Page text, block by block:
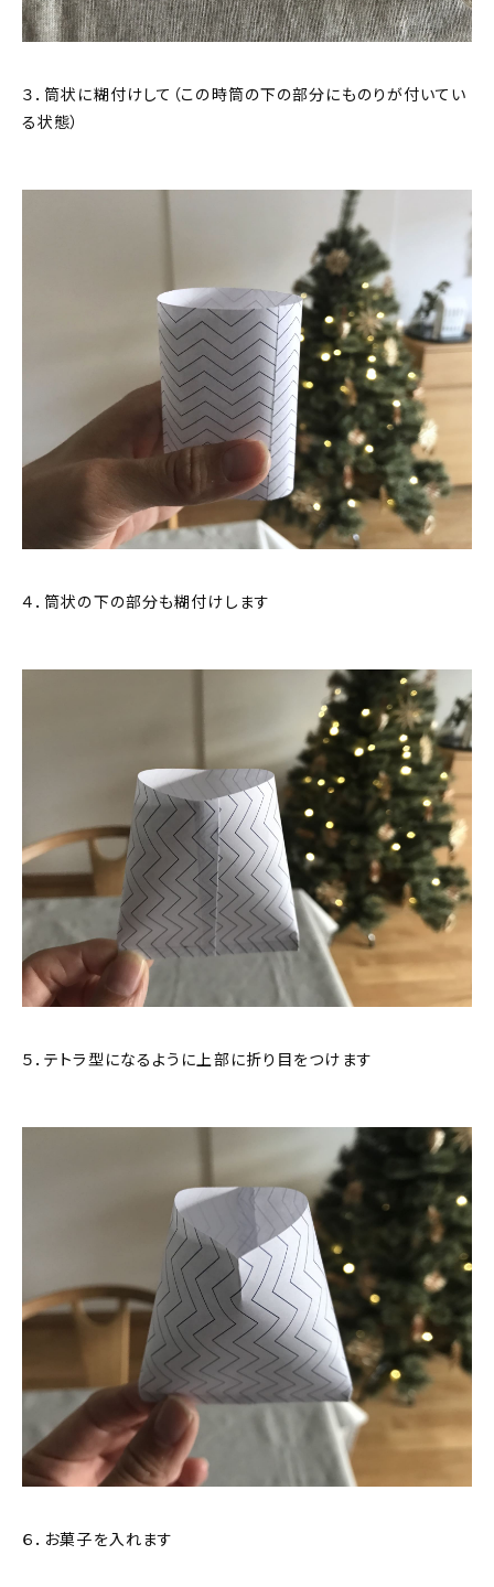
３．筒状に糊付けして（この時筒の下の部分にものりが付いてい
る状態）
４．筒状の下の部分も糊付けします
５．テトラ型になるように上部に折り目をつけます
６．お菓子を入れます